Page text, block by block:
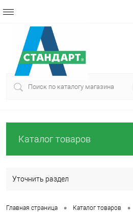
Каталог товаров
Уточнить раздел
Главная страница • Каталог товаров •